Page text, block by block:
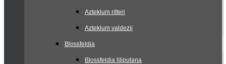
Aztekium ritteri
Aztekium valdezii
Blossfeldia
Blossfeldia liliputana